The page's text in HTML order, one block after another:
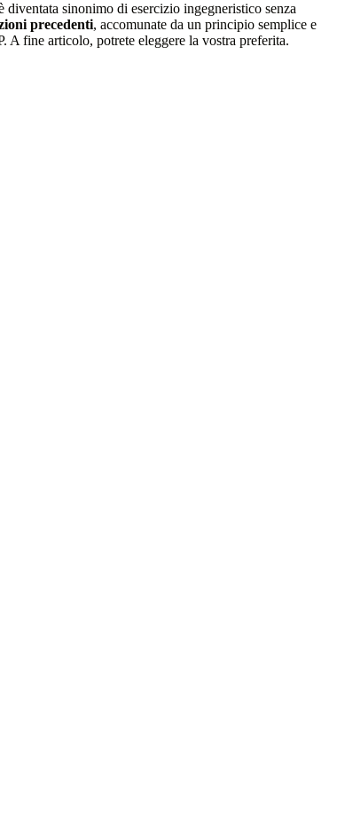
diventata sinonimo di esercizio ingegneristico senza
precedenti, accomunate da un principio semplice e
fine articolo, potrete eleggere la vostra preferita.